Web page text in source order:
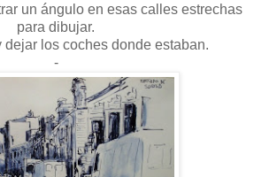
un ángulo en esas calles estrechas
para dibujar.
dejar los coches donde estaban.
-